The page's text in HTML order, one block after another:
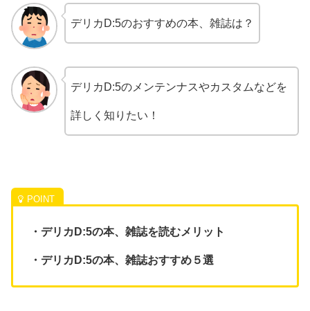
デリカD:5のおすすめの本、雑誌は？
デリカD:5のメンテンナスやカスタムなどを
詳しく知りたい！
・デリカD:5の本、雑誌を読むメリット
・デリカD:5の本、雑誌おすすめ５選